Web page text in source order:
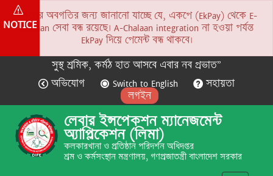
NOTICE
সকলের অবগতির জন্য জানানো যাচ্ছে যে, একপে (EkPay) থেকে E-
Chalaan সেবা বন্ধ রয়েছে। A-Chalaan integration না হওয়া পর্যন্ত
EkPay দিয়ে পেমেন্ট বন্ধ থাকবে।
সুস্থ শ্রমিক, কর্মঠ হাত আসবে এবার নব প্রভাত”
অভিযোগ
Switch to English
সহায়তা
লগইন
লেবার ইন্সপেকশন ম্যানেজমেন্ট
অ্যাপ্লিকেশন (লিমা)
কলকারখানা ও প্রতিষ্ঠান পরিদর্শন অধিদপ্তর
শ্রম ও কর্মসংস্থান মন্ত্রণালয়, গণপ্রজাতন্ত্রী বাংলাদেশ সরকার